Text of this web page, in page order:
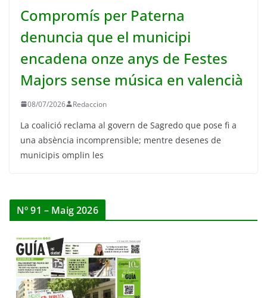
Compromís per Paterna
denuncia que el municipi
encadena onze anys de Festes
Majors sense música en valencià
08/07/2026 Redaccion
La coalició reclama al govern de Sagredo que pose fi a
una absència incomprensible; mentre desenes de
municipis omplin les
Nº 91 – Maig 2026